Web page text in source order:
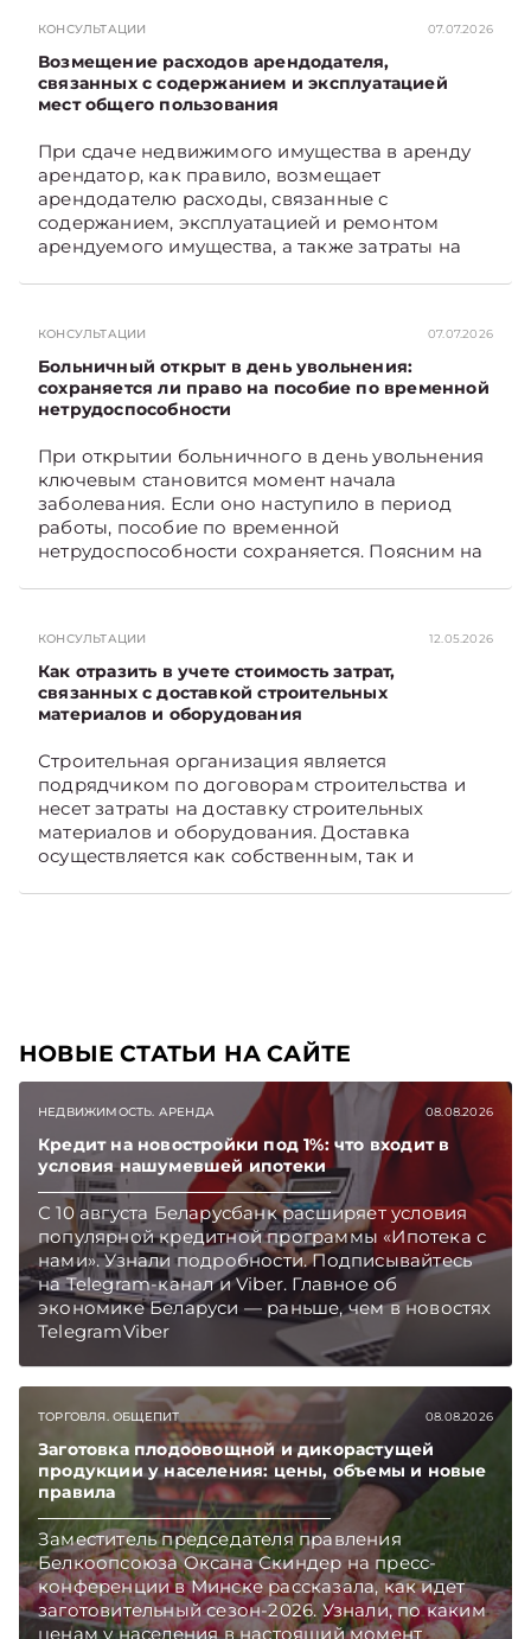
КОНСУЛЬТАЦИИ 07.07.2026
Возмещение расходов арендодателя,
связанных с содержанием и эксплуатацией
мест общего пользования
При сдаче недвижимого имущества в аренду
арендатор, как правило, возмещает
арендодателю расходы, связанные с
содержанием, эксплуатацией и ремонтом
арендуемого имущества, а также затраты на
связанных с содержанием и эксплуатацией
мест общего пользования, в частности –
контрольно-­пропускного пункта? Рассмотрим
порядок их распределения. Подписывайтесь
экономике Беларуси — раньше, чем в новостях
TelegramViber
КОНСУЛЬТАЦИИ 07.07.2026
Больничный открыт в день увольнения:
сохраняется ли право на пособие по временной
нетрудоспособности
При открытии больничного в день увольнения
ключевым становится момент начала
заболевания. Если оно наступило в период
работы, пособие по временной
нетрудоспособности сохраняется. Поясним на
КОНСУЛЬТАЦИИ 12.05.2026
Как отразить в учете стоимость затрат,
связанных с доставкой строительных
материалов и оборудования
Строительная организация является
подрядчиком по договорам строительства и
несет затраты на доставку строительных
материалов и оборудования. Доставка
осуществляется как собственным, так и
НОВЫЕ СТАТЬИ НА САЙТЕ
НЕДВИЖИМОСТЬ. АРЕНДА 08.08.2026
Кредит на новостройки под 1%: что входит в
условия нашумевшей ипотеки
С 10 августа Беларусбанк расширяет условия
популярной кредитной программы «Ипотека с
нами». Узнали подробности. Подписывайтесь
на Telegram‑канал и Viber. Главное об
экономике Беларуси — раньше, чем в новостях
TelegramViber
ТОРГОВЛЯ. ОБЩЕПИТ 08.08.2026
Заготовка плодоовощной и дикорастущей
продукции у населения: цены, объемы и новые
правила
Заместитель председателя правления
Белкоопсоюза Оксана Скиндер на пресс-
конференции в Минске рассказала, как идет
заготовительный сезон-2026. Узнали, по каким
ценам у населения в настоящий момент